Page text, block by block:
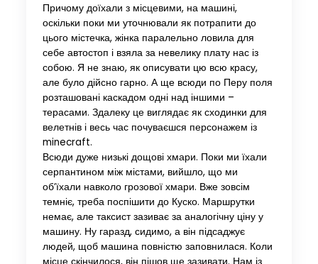
Причому доїхали з місцевими, на машині,
оскільки поки ми уточнювали як потрапити до
цього містечка, жінка паралельно ловила для
себе автостоп і взяла за невелику плату нас із
собою. Я не знаю, як описувати цю всю красу,
але було дійсно гарно. А ще всюди по Перу поля
розташовані каскадом одні над іншими –
терасами. Здалеку це виглядає як сходинки для
велетнів і весь час почуваєшся персонажем із
minecraft.
Всюди дуже низькі дощові хмари. Поки ми їхали
серпантином між містами, вийшло, що ми
об’їхали навколо грозової хмари. Вже зовсім
темніє, треба поспішити до Куско. Маршрутки
немає, але таксист зазиває за аналогічну ціну у
машину. Ну гаразд, сидимо, а він підсаджує
людей, щоб машина повністю заповнилася. Коли
місце скінчилося, він пішов ще зазивати. Нам із